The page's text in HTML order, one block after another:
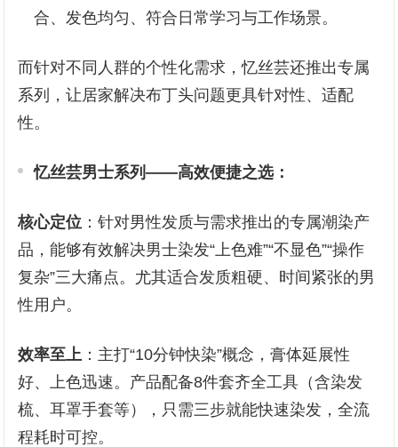
合、发色均匀、符合日常学习与工作场景。
而针对不同人群的个性化需求，忆丝芸还推出专属
系列，让居家解决布丁头问题更具针对性、适配
性。
忆丝芸男士系列——高效便捷之选：
核心定位 ：针对男性发质与需求推出的专属潮染产
品，能够有效解决男士染发“上色难”“不显色”“操作
复杂”三大痛点。尤其适合发质粗硬、时间紧张的男
性用户。
效率至上 ：主打“10分钟快染”概念，膏体延展性
好、上色迅速。产品配备8件套齐全工具（含染发
梳、耳罩手套等），只需三步就能快速染发，全流
程耗时可控。